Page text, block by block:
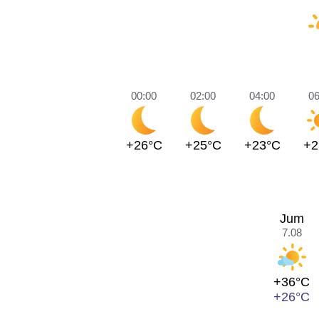
00:00
+26°C
02:00
+25°C
04:00
+23°C
Jum
7.08
+36°C
+26°C